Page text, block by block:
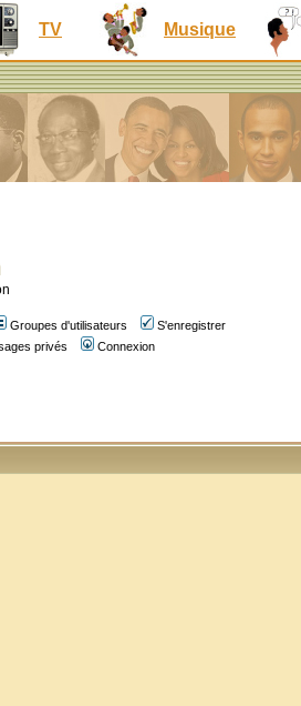
TV Musique
Groupes d'utilisateurs
S'enregistrer
privés Connexion